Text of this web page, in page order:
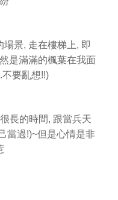
景, 走在樓梯上, 即
是滿滿的楓葉在我面
要亂想!!)
長的時間, 跟當兵天
當過!)~但是心情是非